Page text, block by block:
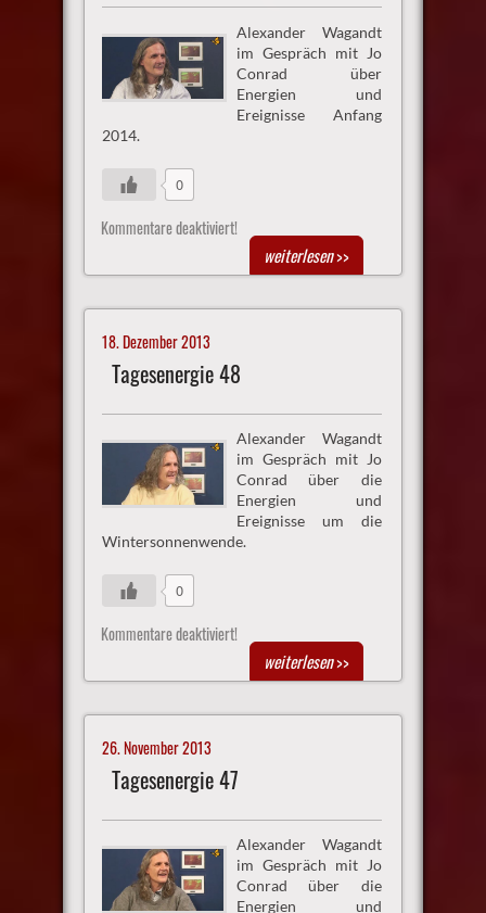
Alexander Wagandt
im Gespräch mit Jo
Conrad über
Energien und
Ereignisse Anfang
2014.
0
Kommentare deaktiviert!
weiterlesen>>
18. Dezember 2013
Tagesenergie 48
Alexander Wagandt
im Gespräch mit Jo
Conrad über die
Energien und
Ereignisse um die
Wintersonnenwende.
0
Kommentare deaktiviert!
weiterlesen>>
26. November 2013
Tagesenergie 47
Alexander Wagandt
im Gespräch mit Jo
Conrad über die
Energien und